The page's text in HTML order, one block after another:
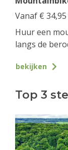
Vanaf € 34,95
Huur een
langs de
bekijken
Top 3